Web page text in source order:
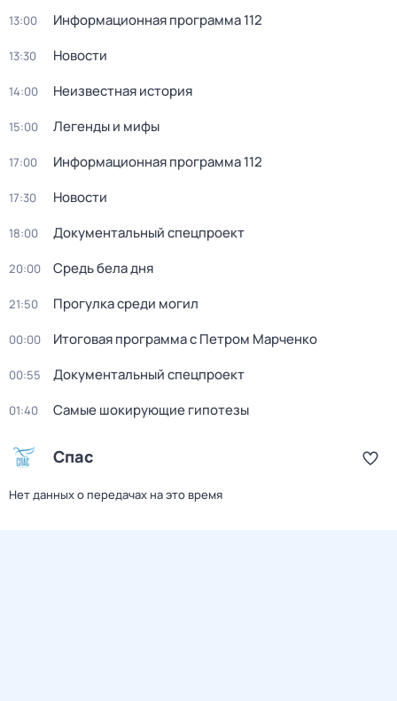
13:00 Информационная программа 112
13:30 Новости
14:00 Неизвестная история
15:00 Легенды и мифы
17:00 Информационная программа 112
17:30 Новости
18:00 Документальный спецпроект
20:00 Средь бела дня
21:50 Прогулка среди могил
00:00 Итоговая программа с Петром Марченко
00:55 Документальный спецпроект
01:40 Самые шoкиpующие гипотезы
Спас
Нет данных о передачах на это время